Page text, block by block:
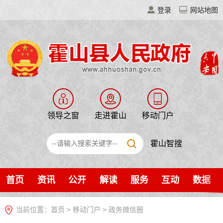
登录 网站地图
领导之窗 走进霍山 移动门户
霍山智搜
首页 资讯 公开 解读 服务 互动 数据
当前位置： 首页 > 移动门户 > 政务微信圈